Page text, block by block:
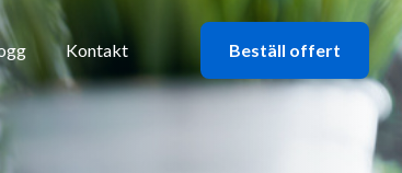
Kontakt Beställ offert